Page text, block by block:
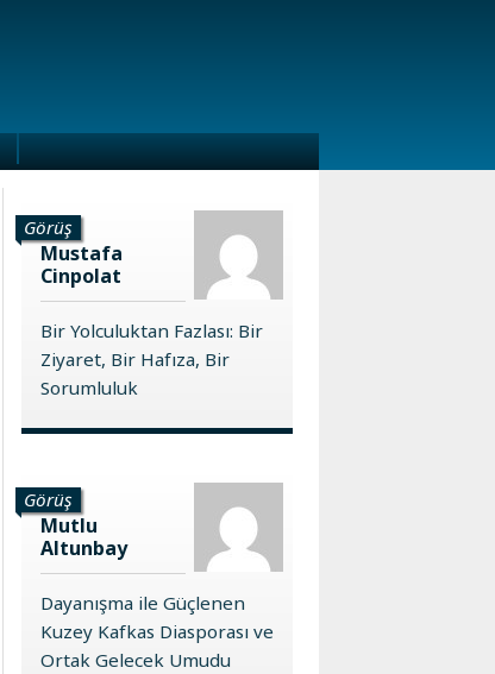
Görüş
Mustafa
Cinpolat
Bir Yolculuktan Fazlası: Bir
Ziyaret, Bir Hafıza, Bir
Sorumluluk
Görüş
Mutlu
Altunbay
Dayanışma ile Güçlenen
Kuzey Kafkas Diasporası ve
Ortak Gelecek Umudu